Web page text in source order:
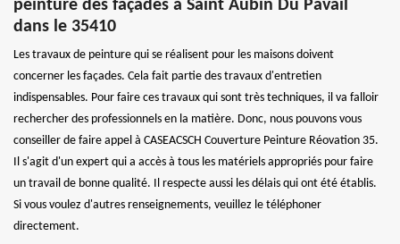
peinture des façades à Saint Aubin Du Pavail
dans le 35410
Les travaux de peinture qui se réalisent pour les maisons doivent
concerner les façades. Cela fait partie des travaux d'entretien
indispensables. Pour faire ces travaux qui sont très techniques, il va falloir
rechercher des professionnels en la matière. Donc, nous pouvons vous
conseiller de faire appel à CASEACSCH Couverture Peinture Réovation 35.
Il s'agit d'un expert qui a accès à tous les matériels appropriés pour faire
un travail de bonne qualité. Il respecte aussi les délais qui ont été établis.
Si vous voulez d'autres renseignements, veuillez le téléphoner
directement.